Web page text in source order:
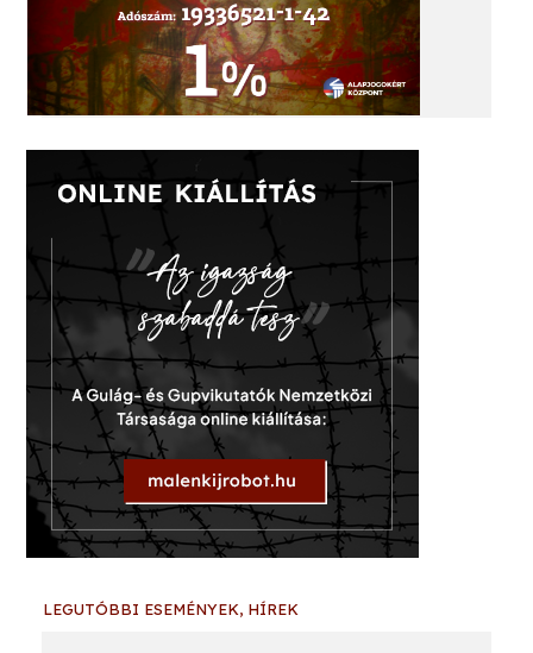
LEGUTÓBBI ESEMÉNYEK, HÍREK